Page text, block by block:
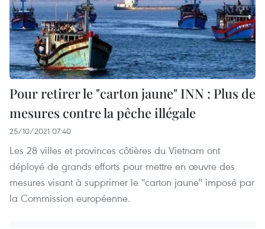
Pour retirer le "carton jaune" INN : Plus de
mesures contre la pêche illégale
25/10/2021 07:40
Les 28 villes et provinces côtières du Vietnam ont
déployé de grands efforts pour mettre en œuvre des
mesures visant à supprimer le ''carton jaune'' imposé par
la Commission européenne.